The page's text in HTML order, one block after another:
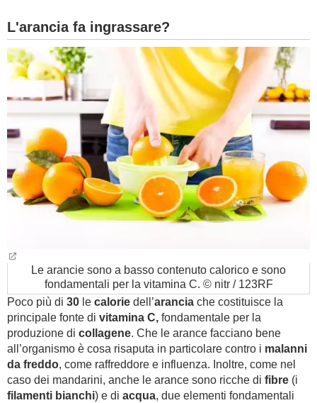
L'arancia fa ingrassare?
Le arancie sono a basso contenuto calorico e sono
fondamentali per la vitamina C. © nitr / 123RF
Poco più di 30 le calorie dell’arancia che costituisce la
principale fonte di vitamina C, fondamentale per la
produzione di collagene. Che le arance facciano bene
all’organismo è cosa risaputa in particolare contro i malanni
da freddo, come raffreddore e influenza. Inoltre, come nel
caso dei mandarini, anche le arance sono ricche di fibre (i
filamenti bianchi) e di acqua, due elementi fondamentali